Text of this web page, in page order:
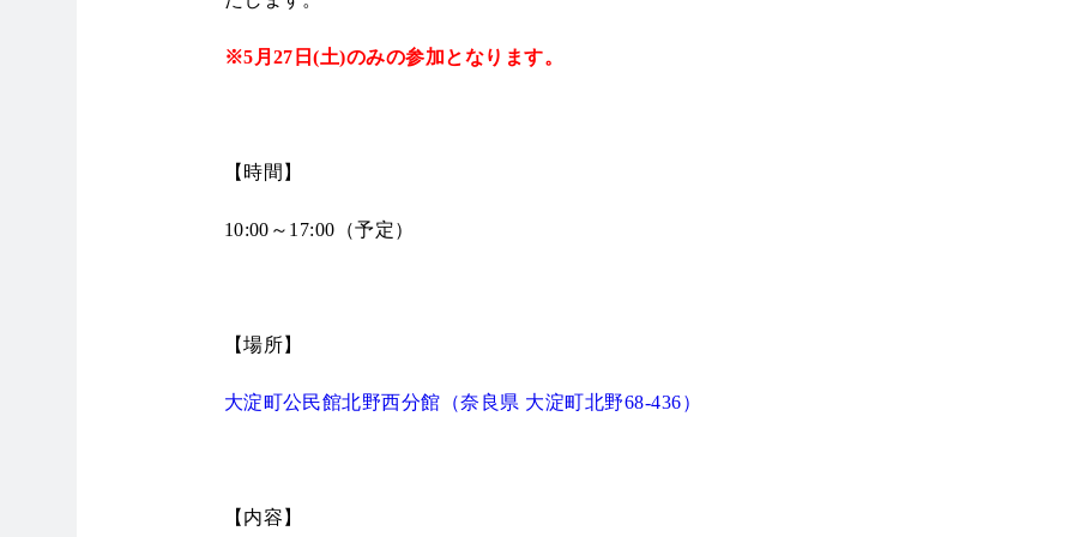
※5月27日(土)のみの参加となります。
【時間】
10:00～17:00（予定）
【場所】
大淀町公民館北野西分館（奈良県 大淀町北野68-436）
【内容】